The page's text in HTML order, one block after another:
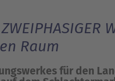
Raum
für den